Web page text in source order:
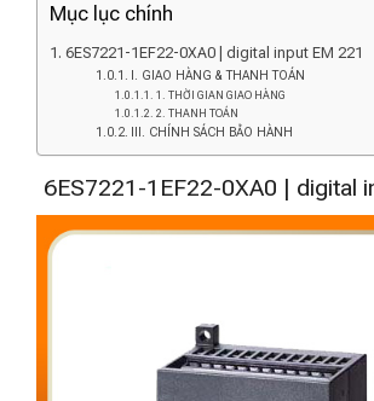
Mục lục chính
6ES7221-1EF22-0XA0 | digital input EM 221
I. GIAO HÀNG & THANH TOÁN
1. THỜI GIAN GIAO HÀNG
2. THANH TOÁN
III. CHÍNH SÁCH BẢO HÀNH
6ES7221-1EF22-0XA0 | digital